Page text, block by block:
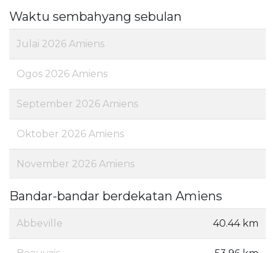
Waktu sembahyang sebulan
Julai 2026 Amiens
Ogos 2026 Amiens
September 2026 Amiens
Oktober 2026 Amiens
November 2026 Amiens
Bandar-bandar berdekatan Amiens
Abbeville 40.44 km